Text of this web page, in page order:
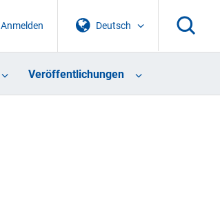
Deutsch
Anmelden
Veröffentlichungen